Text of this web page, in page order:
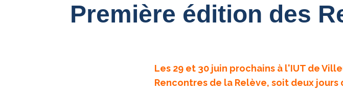
Première édition des
Les 29 et 30 juin prochains à l'IUT de
Rencontres de la Relève, soit deux